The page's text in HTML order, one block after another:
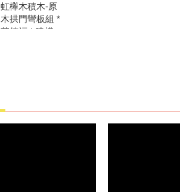
虹櫸木積木-原
木拱門彎板組 *
華德福 * 建構